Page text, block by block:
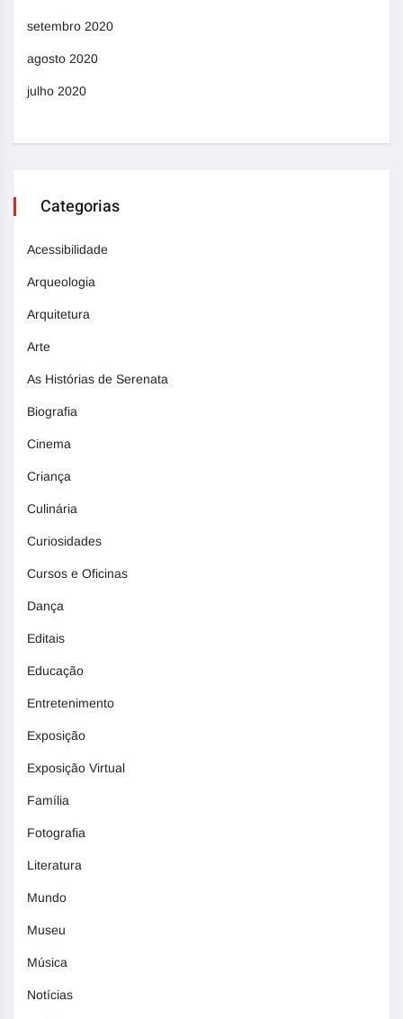
setembro 2020
agosto 2020
julho 2020
Categorias
Acessibilidade
Arqueologia
Arquitetura
Arte
As Histórias de Serenata
Biografia
Cinema
Criança
Culinária
Curiosidades
Cursos e Oficinas
Dança
Editais
Educação
Entretenimento
Exposição
Exposição Virtual
Família
Fotografia
Literatura
Mundo
Museu
Música
Notícias